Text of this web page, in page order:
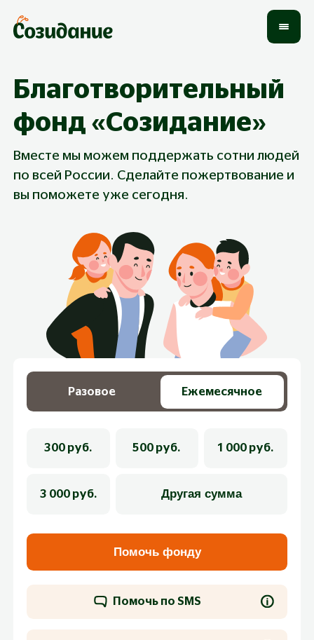
Благотворительный
фонд «Созидание»
Вместе мы можем поддержать сотни людей
по всей России. Сделайте пожертвование и
вы поможете уже сегодня.
Разовое Ежемесячное
300 руб. 500 руб. 1 000 руб.
3 000 руб.
Помочь по SMS
Помочь фонду